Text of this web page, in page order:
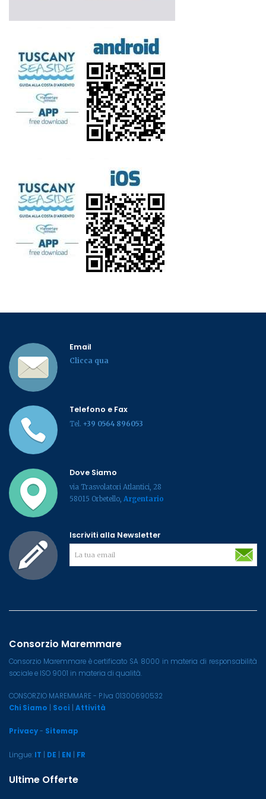
Email
Clicca qua
Telefono e Fax
Tel. +39 0564 896053
Dove Siamo
via Trasvolatori Atlantici, 28
58015 Orbetello, Argentario
Iscriviti alla Newsletter
Consorzio Maremmare
Consorzio Maremmare è certificato SA 8000 in materia di responsabilità
sociale e ISO 9001 in materia di qualità.
CONSORZIO MAREMMARE - P.Iva 01300690532
Chi Siamo
Soci Attività
Privacy- Sitemap
Lingue: IT | DE | EN | FR
Ultime Offerte